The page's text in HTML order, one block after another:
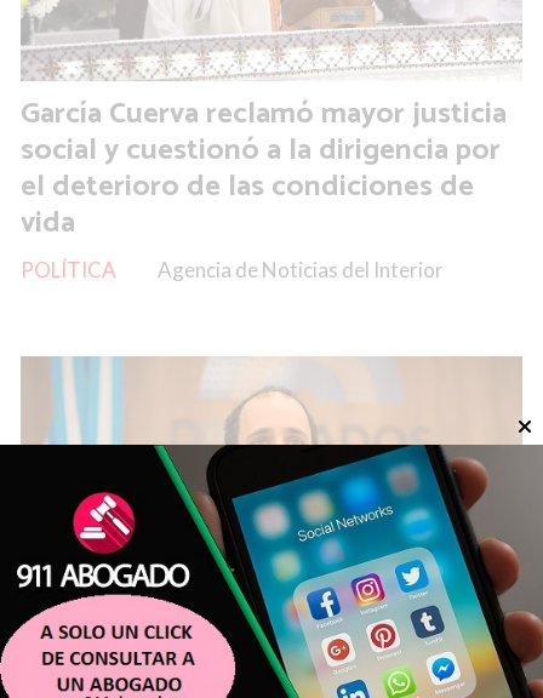
García Cuerva reclamó mayor justicia
social y cuestionó a la dirigencia por
el deterioro de las condiciones de
vida
Agencia de Noticias del Interior
POLÍTICA
Hagman cuestionó la media sanción